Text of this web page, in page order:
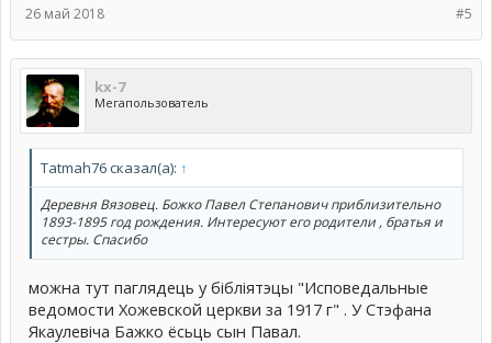
#5
26 май 2018
kx-7
Мегапользователь
Тatmah76 сказал(а): ↑
Деревня Вязовец. Божко Павел Степанович приблизительно
1893-1895 год рождения. Интересуют его родители , братья и
сестры. Спасибо
можна тут паглядець у бiблiятэцы "Исповедальные
ведомости Хожевской церкви за 1917 г" . У Стэфана
Якаулевiча Бажко ёсьць сын Павал.